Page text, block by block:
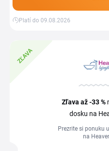
Platí do 09.08.2026
ZĽAVA
Zľava až -33 %
dosku na
Prezrite si ponuku
na